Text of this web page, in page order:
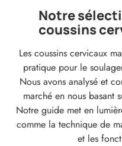
Notre
coussins
Les coussins cervicaux
pratique pour le
Nous avons analysé et
marché en nous basant
Notre guide met en
comme la technique de
et les